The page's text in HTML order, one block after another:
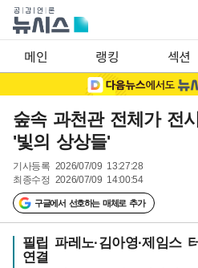
메인 랭킹 섹션
숲속 과천관 전체가 전
'빛의 상상들'
기사등록 2026/07/09 13:27:28
최종수정 2026/07/09 14:00:54
구글에서 선호하는 매체로 추가
필립 파레노·김아영·제임스
연결